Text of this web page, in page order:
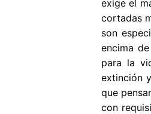
exige el
cortadas
son
encima
para la
extinción
que
con